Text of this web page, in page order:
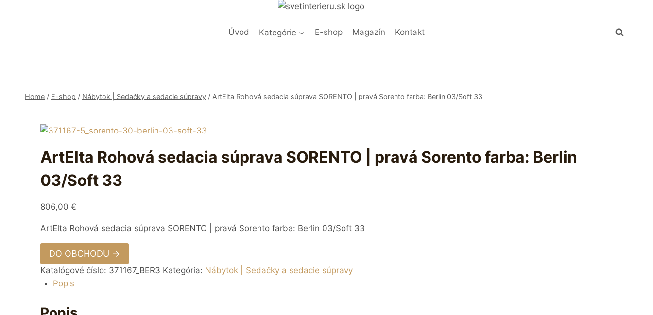
Úvod Kategórie E-shop Magazín Kontakt
Home / E-shop / Nábytok | Sedačky a sedacie súpravy / ArtElta Rohová sedacia súprava SORENTO | pravá Sorento farba: Berlin 03/Soft 33
ArtElta Rohová sedacia súprava SORENTO | pravá Sorento farba: Berlin
03/Soft 33
806,00 €
ArtElta Rohová sedacia súprava SORENTO | pravá Sorento farba: Berlin 03/Soft 33
DO OBCHODU →
Katalógové číslo: 371167_BER3 Kategória: Nábytok | Sedačky a sedacie súpravy
Popis